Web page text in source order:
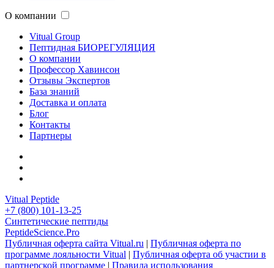
О компании
Vitual Group
Пептидная БИОРЕГУЛЯЦИЯ
О компании
Профессор Хавинсон
Отзывы Экспертов
База знаний
Доставка и оплата
Блог
Контакты
Партнеры
Vitual Peptide
+7 (800) 101-13-25
Синтетические пептиды
PeptideScience.Pro
Публичная оферта сайта Vitual.ru | Публичная оферта по
программе лояльности Vitual | Публичная оферта об участии в
партнерской программе | Правила использования